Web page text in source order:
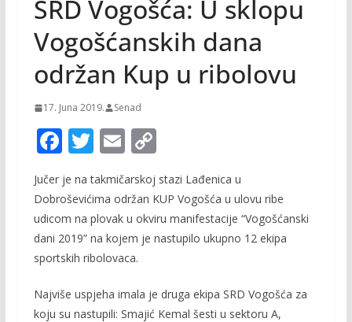
SRD Vogošća: U sklopu
Vogošćanskih dana
održan Kup u ribolovu
17. Juna 2019. Senad
F
e
b
o
o
k
T
w
itt
er
E
m
ai
l
C
p
y
Li
k
Jučer je na takmičarskoj stazi Lađenica u
Dobroševićima održan KUP Vogošća u ulovu ribe
udicom na plovak u okviru manifestacije “Vogošćanski
dani 2019” na kojem je nastupilo ukupno 12 ekipa
sportskih ribolovaca.
Najviše uspjeha imala je druga ekipa SRD Vogošća za
koju su nastupili: Smajić Kemal šesti u sektoru A,